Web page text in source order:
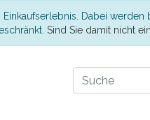
Dabei
Sind Sie damit nicht